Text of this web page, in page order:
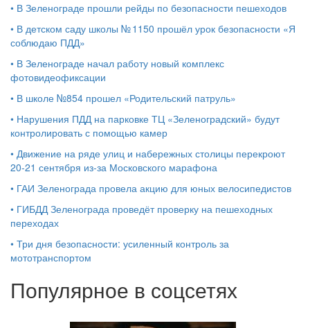
• В Зеленограде прошли рейды по безопасности пешеходов
• В детском саду школы № 1150 прошёл урок безопасности «Я
соблюдаю ПДД»
• В Зеленограде начал работу новый комплекс
фотовидеофиксации
• В школе №854 прошел «Родительский патруль»
• Нарушения ПДД на парковке ТЦ «Зеленоградский» будут
контролировать с помощью камер
• Движение на ряде улиц и набережных столицы перекроют
20-21 сентября из-за Московского марафона
• ГАИ Зеленограда провела акцию для юных велосипедистов
• ГИБДД Зеленограда проведёт проверку на пешеходных
переходах
• Три дня безопасности: усиленный контроль за
мототранспортом
Популярное в соцсетях